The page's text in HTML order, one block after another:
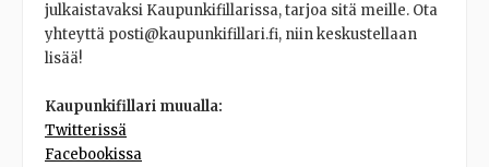
julkaistavaksi Kaupunkifillarissa, tarjoa sitä meille. Ota
yhteyttä posti@kaupunkifillari.fi, niin keskustellaan
lisää!
Kaupunkifillari muualla:
Twitterissä
Facebookissa